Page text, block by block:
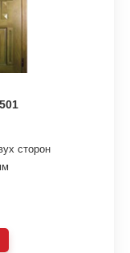
сторон